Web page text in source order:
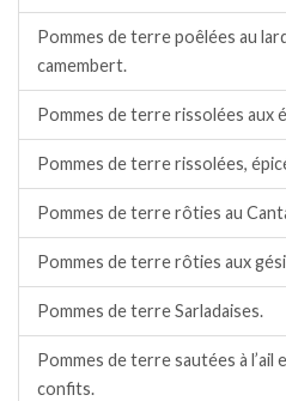
Pommes de terre poêlées au
camembert.
Pommes de terre rissolées aux
Pommes de terre rissolées,
Pommes de terre rôties au
Pommes de terre rôties aux
Pommes de terre Sarladaises.
Pommes de terre sautées à l’ail
confits.